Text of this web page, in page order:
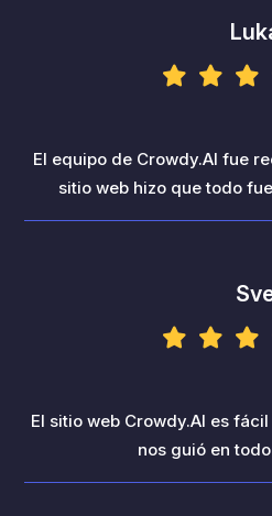
El equipo de Crowdy.AI fue
sitio web hizo que todo
El sitio web Crowdy.AI es
nos guió en